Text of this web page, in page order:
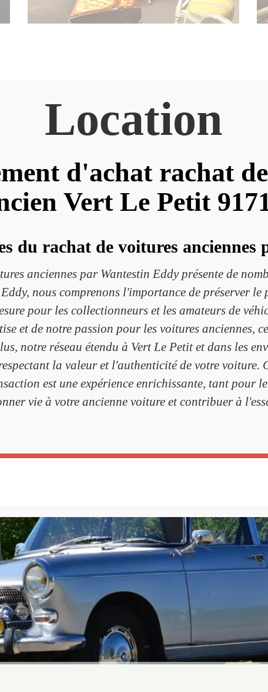
d'achat rachat
Vert Le Petit
Location
du rachat de voitures
anciennes par Wantestin Eddy présente de
nous comprenons l'importance de préserver
pour les collectionneurs et les amateurs de
et de notre passion pour les voitures anciennes,
notre réseau étendu à Vert Le Petit et dans les
la valeur et l'authenticité de votre voiture.
est une expérience enrichissante, tant pour
vie à votre ancienne voiture et contribuer à